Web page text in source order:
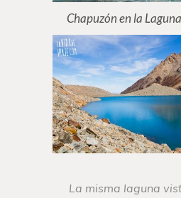
Chapuzón en la
La misma laguna